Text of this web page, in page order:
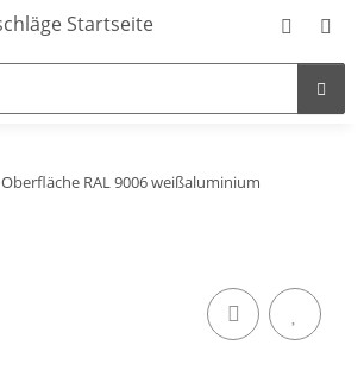
Oberfläche RAL 9006 weißaluminium